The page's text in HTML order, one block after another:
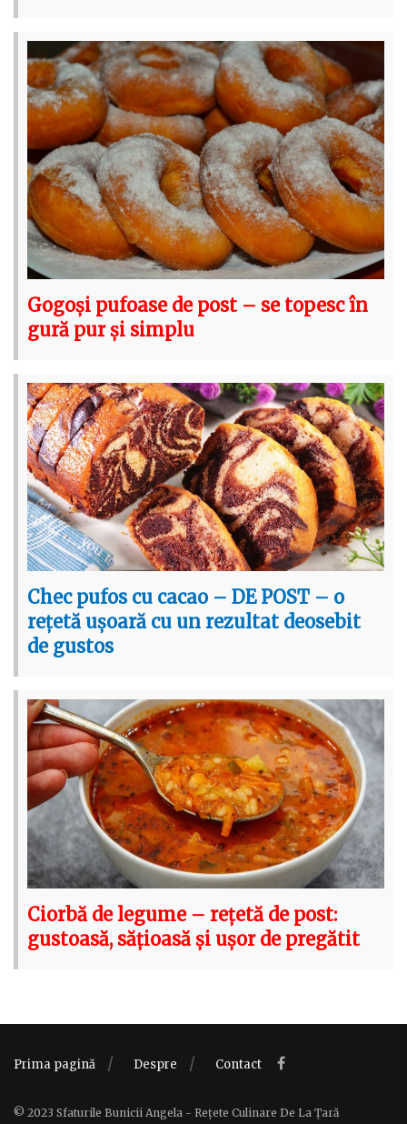
Gogoși pufoase de post – se topesc în
gură pur și simplu
Chec pufos cu cacao – DE POST – o
rețetă ușoară cu un rezultat deosebit
de gustos
Ciorbă de legume – rețetă de post:
gustoasă, sățioasă și ușor de pregătit
Prima pagină Despre Contact
© 2023 Sfaturile Bunicii Angela - Rețete Culinare De La Țară